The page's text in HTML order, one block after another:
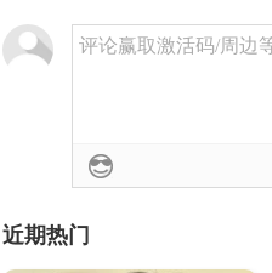
评论赢取激活码/周边
近期热门